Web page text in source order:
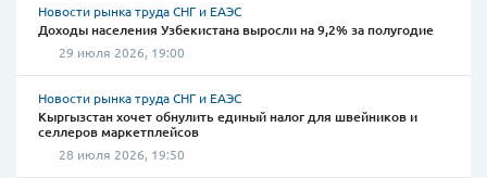
Новости рынка труда СНГ и ЕАЭС
Доходы населения Узбекистана выросли на 9,2% за полугодие
29 июля 2026, 19:00
Новости рынка труда СНГ и ЕАЭС
Кыргызстан хочет обнулить единый налог для швейников и
селлеров маркетплейсов
28 июля 2026, 19:50